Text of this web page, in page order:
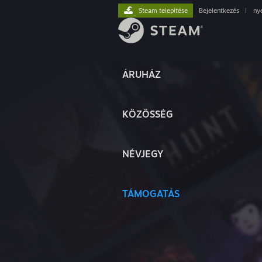
ÁRUHÁZ
KÖZÖSSÉG
NÉVJEGY
TÁMOGATÁS
Steam telepítése Bejelentkezés